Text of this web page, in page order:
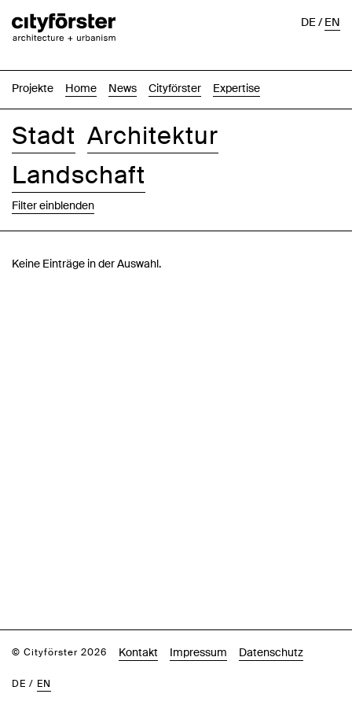
Projekte Home News Cityförster Expertise
DE/EN
Stadt Architektur
Landschaft
Filter einblenden
Keine Einträge in der Auswahl.
© Cityförster 2026 Kontakt Impressum Datenschutz
DE / EN